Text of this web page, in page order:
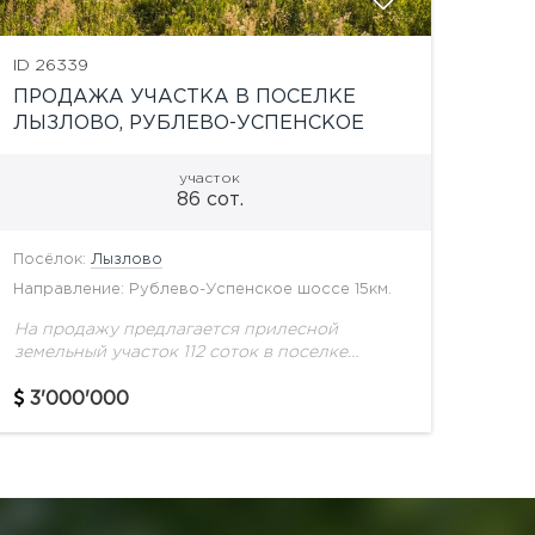
ID 26339
ПРОДАЖА УЧАСТКА В ПОСЕЛКЕ
ЛЫЗЛОВО, РУБЛЕВО-УСПЕНСКОЕ
участок
86 сот.
Посёлок: Лызлово
Направление: Рублево-Успенское шоссе 15км.
На продажу предлагается прилесной
земельный участок 112 соток в поселке
Участок огорожен по периметру. К поселку
3'000'000